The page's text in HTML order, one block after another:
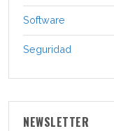
Software
Seguridad
NEWSLETTER